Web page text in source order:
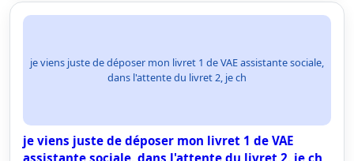
je viens juste de déposer mon livret 1 de VAE assistante sociale,
dans l'attente du livret 2, je ch
je viens juste de déposer mon livret 1 de VAE
assistante sociale, dans l'attente du livret 2, je ch